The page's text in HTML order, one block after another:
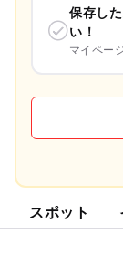
保存し
い！
マイペー
スポット